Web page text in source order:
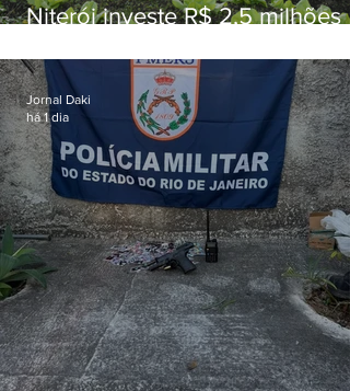
Niterói investe R$ 2,5 milhões
familiar para merenda escolar
Jornal Daki
há 1 dia